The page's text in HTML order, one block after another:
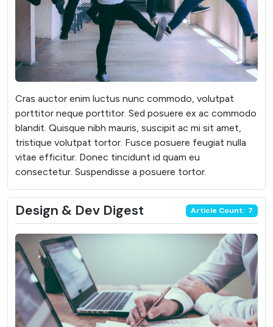
Cras auctor enim luctus nunc commodo, volutpat
porttitor neque porttitor. Sed posuere ex ac commodo
blandit. Quisque nibh mauris, suscipit ac mi sit amet,
tristique volutpat tortor. Fusce posuere feugiat nulla
vitae efficitur. Donec tincidunt id quam eu
consectetur. Suspendisse a posuere tortor.
Design & Dev Digest Article Count: 7